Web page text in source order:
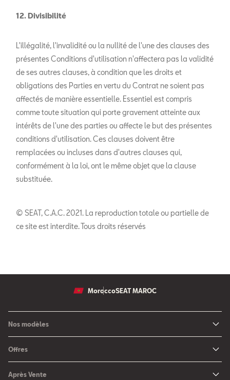
12. Divisibilité
L'illégalité, l'invalidité ou la nullité de l'une des clauses des
présentes Conditions d'utilisation n'affectera pas la validité
de ses autres clauses, à condition que les droits et
obligations des Parties en vertu du Contrat ne soient pas
affectés de manière essentielle. Essentiel est compris
comme toute situation qui porte gravement atteinte aux
intérêts de l'une des parties ou affecte le but des présentes
conditions d'utilisation. Ces clauses doivent être
remplacées ou incluses dans d'autres clauses qui,
conformément à la loi, ont le même objet que la clause
substituée.
© SEAT, C.A.C. 2021. La reproduction totale ou partielle de
ce site est interdite. Tous droits réservés
MoroccoSEAT MAROC
Nos modèles
Nouveau SEAT Ateca
Nouvelle SEAT Ibiza
Offres
Après Vente